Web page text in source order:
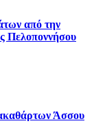
από την
Πελοποννήσου
Άσσου